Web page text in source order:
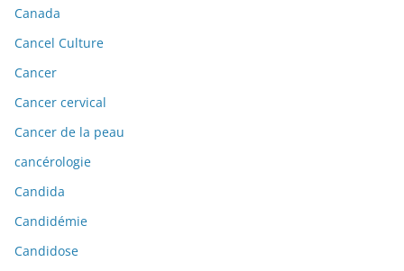
Canada
Cancel Culture
Cancer
Cancer cervical
Cancer de la peau
cancérologie
Candida
Candidémie
Candidose